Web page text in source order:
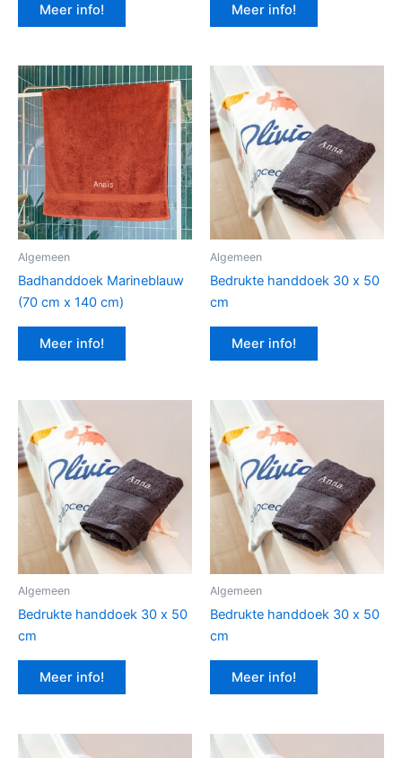
Meer info! Meer info!
Algemeen
Badhanddoek Marineblauw
(70 cm x 140 cm)
Meer info!
Algemeen
Bedrukte handdoek 30 x 50
cm
Meer info!
Algemeen
Bedrukte handdoek 30 x 50
cm
Meer info!
Algemeen
Bedrukte handdoek 30 x 50
cm
Meer info!